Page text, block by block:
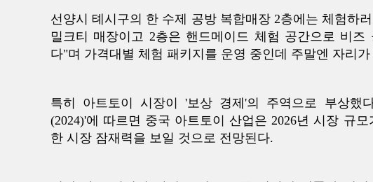
선양시 톄시구의 한 수제 공방 복합매장 2층에는 체험하
밀크티 매장이고 2층은 핸드메이드 체험 공간으로 비
다"며 가격대별 체험 패키지를 운영 중인데 주말엔 자리
특히 아트토이 시장이 '보상 경제'의 주역으로 부상했
(2024)'에 따르면 중국 아트토이 산업은 2026년 시장 규
한 시장 잠재력을 보일 것으로 전망된다.